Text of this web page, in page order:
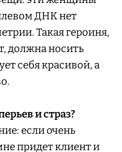
ДНК нет
Такая героиня,
должна носить
себя красивой, а
и страз?
если очень
придет клиент и